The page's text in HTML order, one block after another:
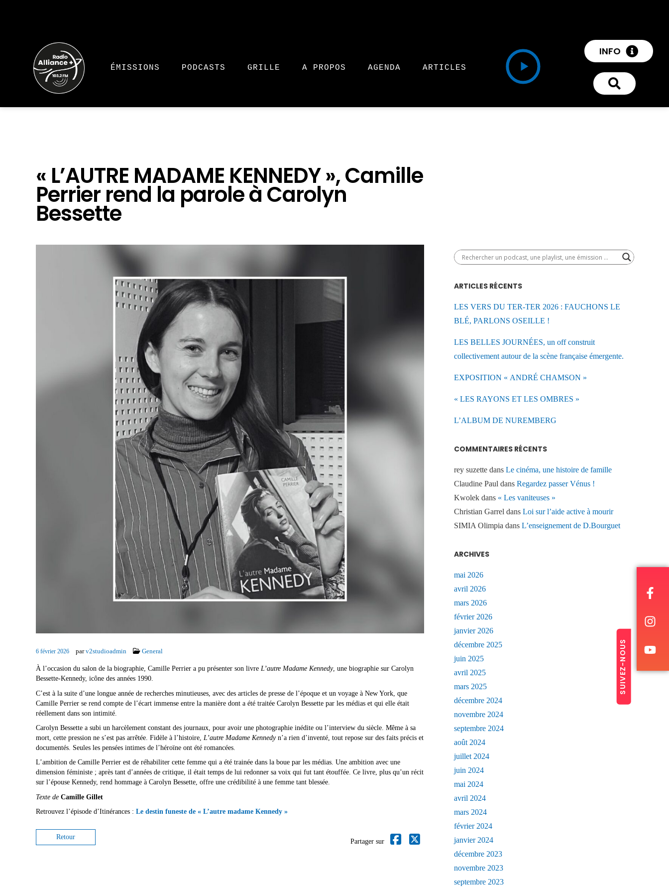
ÉMISSIONS PODCASTS GRILLE A PROPOS AGENDA ARTICLES
INFO
SUIVEZ-NOUS
« L’AUTRE MADAME KENNEDY », Camille
Perrier rend la parole à Carolyn
Bessette
6 février 2026 parv2studioadmin General
À l’occasion du salon de la biographie, Camille Perrier a pu présenter son livre L’autre Madame Kennedy, une biographie sur Carolyn
Bessette-Kennedy, icône des années 1990.
C’est à la suite d’une longue année de recherches minutieuses, avec des articles de presse de l’époque et un voyage à New York, que
Camille Perrier se rend compte de l’écart immense entre la manière dont a été traitée Carolyn Bessette par les médias et qui elle était
réellement dans son intimité.
Carolyn Bessette a subi un harcèlement constant des journaux, pour avoir une photographie inédite ou l’interview du siècle. Même à sa
mort, cette pression ne s’est pas arrêtée. Fidèle à l’histoire, L’autre Madame Kennedy n’a rien d’inventé, tout repose sur des faits précis et
documentés. Seules les pensées intimes de l’héroïne ont été romancées.
L’ambition de Camille Perrier est de réhabiliter cette femme qui a été trainée dans la boue par les médias. Une ambition avec une
dimension féministe ; après tant d’années de critique, il était temps de lui redonner sa voix qui fut tant étouffée. Ce livre, plus qu’un récit
sur l’épouse Kennedy, rend hommage à Carolyn Bessette, offre une crédibilité à une femme tant blessée.
Texte de Camille Gillet
Retrouvez l’épisode d’Itinérances : Le destin funeste de « L’autre madame Kennedy »
Retour
Partager sur
ARTICLES RÉCENTS
LES VERS DU TER-TER 2026 : FAUCHONS LE
BLÉ, PARLONS OSEILLE !
LES BELLES JOURNÉES, un off construit
collectivement autour de la scène française émergente.
EXPOSITION « ANDRÉ CHAMSON »
« LES RAYONS ET LES OMBRES »
L’ALBUM DE NUREMBERG
COMMENTAIRES RÉCENTS
rey suzette dans Le cinéma, une histoire de famille
Claudine Paul dans Regardez passer Vénus !
Kwolek dans « Les vaniteuses »
Christian Garrel dans Loi sur l’aide active à mourir
SIMIA Olimpia dans L’enseignement de D.Bourguet
ARCHIVES
mai 2026
avril 2026
mars 2026
février 2026
janvier 2026
décembre 2025
juin 2025
avril 2025
mars 2025
décembre 2024
novembre 2024
septembre 2024
août 2024
juillet 2024
juin 2024
mai 2024
avril 2024
mars 2024
février 2024
janvier 2024
décembre 2023
novembre 2023
septembre 2023